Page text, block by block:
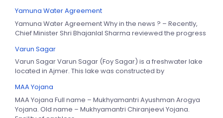
Yamuna Water Agreement
Yamuna Water Agreement Why in the news ? – Recently,
Chief Minister Shri Bhajanlal Sharma reviewed the progress
Varun Sagar
Varun Sagar Varun Sagar (Foy Sagar) is a freshwater lake
located in Ajmer. This lake was constructed by
MAA Yojana
MAA Yojana Full name – Mukhyamantri Ayushman Arogya
Yojana. Old name – Mukhyamantri Chiranjeevi Yojana.